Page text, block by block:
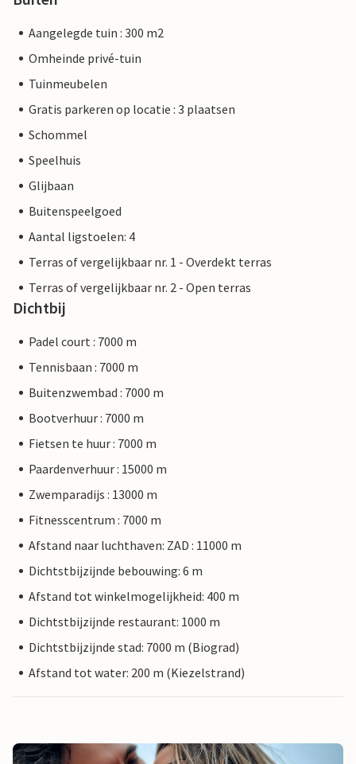
Aangelegde tuin : 300 m2
Omheinde privé-tuin
Tuinmeubelen
Gratis parkeren op locatie : 3 plaatsen
Schommel
Speelhuis
Glijbaan
Buitenspeelgoed
Aantal ligstoelen: 4
Terras of vergelijkbaar nr. 1 - Overdekt terras
Terras of vergelijkbaar nr. 2 - Open terras
Dichtbij
Padel court : 7000 m
Tennisbaan : 7000 m
Buitenzwembad : 7000 m
Bootverhuur : 7000 m
Fietsen te huur : 7000 m
Paardenverhuur : 15000 m
Zwemparadijs : 13000 m
Fitnesscentrum : 7000 m
Afstand naar luchthaven: ZAD : 11000 m
Dichtstbijzijnde bebouwing: 6 m
Afstand tot winkelmogelijkheid: 400 m
Dichtstbijzijnde restaurant: 1000 m
Dichtstbijzijnde stad: 7000 m (Biograd)
Afstand tot water: 200 m (Kiezelstrand)